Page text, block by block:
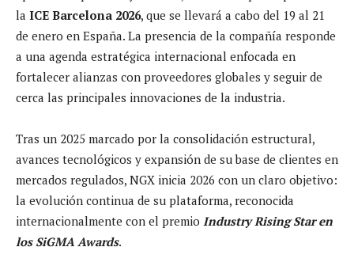
la ICE Barcelona 2026, que se llevará a cabo del 19 al 21
de enero en España. La presencia de la compañía responde
a una agenda estratégica internacional enfocada en
fortalecer alianzas con proveedores globales y seguir de
cerca las principales innovaciones de la industria.
Tras un 2025 marcado por la consolidación estructural,
avances tecnológicos y expansión de su base de clientes en
mercados regulados, NGX inicia 2026 con un claro objetivo:
la evolución continua de su plataforma, reconocida
internacionalmente con el premio Industry Rising Star en
los SiGMA Awards.